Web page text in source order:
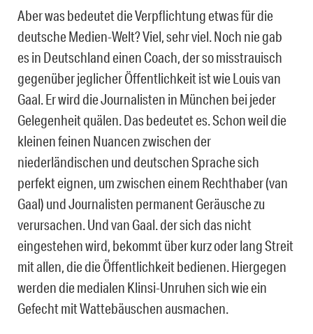
Aber was bedeutet die Verpflichtung etwas für die
deutsche Medien-Welt? Viel, sehr viel. Noch nie gab
es in Deutschland einen Coach, der so misstrauisch
gegenüber jeglicher Öffentlichkeit ist wie Louis van
Gaal. Er wird die Journalisten in München bei jeder
Gelegenheit quälen. Das bedeutet es. Schon weil die
kleinen feinen Nuancen zwischen der
niederländischen und deutschen Sprache sich
perfekt eignen, um zwischen einem Rechthaber (van
Gaal) und Journalisten permanent Geräusche zu
verursachen. Und van Gaal. der sich das nicht
eingestehen wird, bekommt über kurz oder lang Streit
mit allen, die die Öffentlichkeit bedienen. Hiergegen
werden die medialen Klinsi-Unruhen sich wie ein
Gefecht mit Wattebäuschen ausmachen.